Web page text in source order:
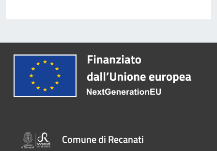
Comune di Recanati